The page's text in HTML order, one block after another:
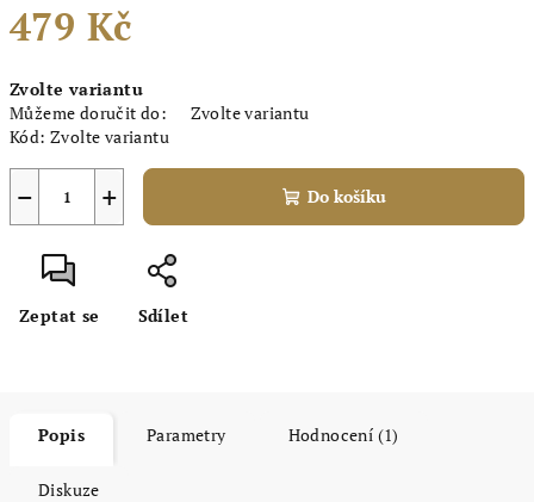
479 Kč
cena:
Zvolte variantu
Můžeme doručit do:
Zvolte variantu
Kód: Zvolte variantu
+
− Do košíku
Zeptat se Sdílet
Popis Parametry Hodnocení (1)
Diskuze